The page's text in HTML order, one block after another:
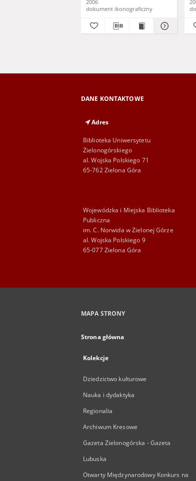
2006
dokument ikonograficzny
DANE KONTAKTOWE
Adres
Biblioteka Uniwersytetu
Zielonogórskiego
al. Wojska Polskiego 71
65-762 Zielona Góra
Wojewódzka i Miejska Biblioteka
Publiczna
im. C. Norwida w Zielonej Górze
al. Wojska Polskiego 9
65-077 Zielona Góra
MAPA STRONY
Strona główna
Kolekcje
Dziedzictwo kulturowe
Nauka i dydaktyka
Regionalia
Archiwum Kresowe
Gazeta Zielonogórska - Gazeta
Lubuska
Otwarty Międzynarodowy Konkurs na